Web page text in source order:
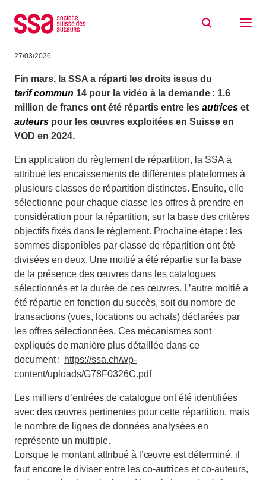
la vidéo à la demande
27/03/2026
Fin mars, la SSA a réparti les droits issus du
tarif commun 14 pour la vidéo à la demande : 1.6
million de francs ont été répartis entre les autrices et
auteurs pour les œuvres exploitées en Suisse en
VOD en 2024.
En application du règlement de répartition, la SSA a
attribué les encaissements de différentes plateformes à
plusieurs classes de répartition distinctes. Ensuite, elle
sélectionne pour chaque classe les offres à prendre en
considération pour la répartition, sur la base des critères
objectifs fixés dans le règlement. Prochaine étape : les
sommes disponibles par classe de répartition ont été
divisées en deux. Une moitié a été répartie sur la base
de la présence des œuvres dans les catalogues
sélectionnés et la durée de ces œuvres. L’autre moitié a
été répartie en fonction du succès, soit du nombre de
transactions (vues, locations ou achats) déclarées par
les offres sélectionnées. Ces mécanismes sont
expliqués de manière plus détaillée dans ce
document : https://ssa.ch/wp-
content/uploads/G78F0326C.pdf
Les milliers d’entrées de catalogue ont été identifiées
avec des œuvres pertinentes pour cette répartition, mais
le nombre de lignes de données analysées en
représente un multiple.
Lorsque le montant attribué à l’œuvre est déterminé, il
faut encore le diviser entre les co-autrices et co-auteurs,